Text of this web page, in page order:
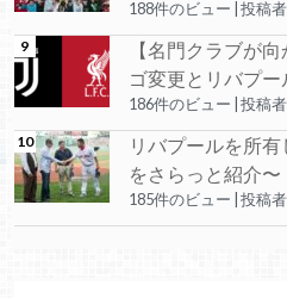
188件のビュー 投稿
【名門クラブが
ゴ変更とリバプ
186件のビュー 投稿
リバプールを所有
をさらっと紹介〜
185件のビュー 投稿